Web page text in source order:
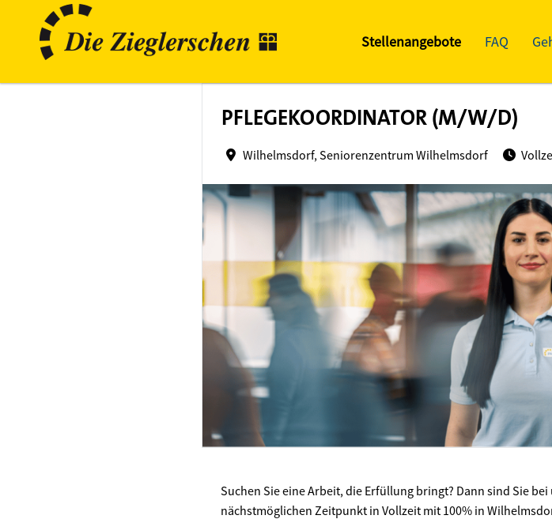
Stellenangebote FAQ
PFLEGEKOORDINATOR (M/W/D)
Wilhelmsdorf, Seniorenzentrum Wilhelmsdorf
Suchen Sie eine Arbeit, die Erfüllung bringt? Dann sind Sie
nächstmöglichen Zeitpunkt in Vollzeit mit 100% in